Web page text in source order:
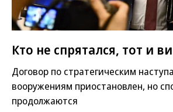
Кто не спрятался, тот и
Договор по стратегическим
вооружениям приостановлен, но
продолжаются